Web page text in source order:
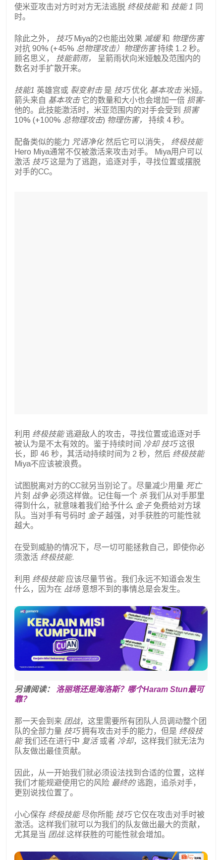
使米亚攻击对方时对方无法逃脱 终极技能和 技能 1 同
时。
除此之外， 技巧Miya的2也能出效果 减缓和 物理伤害
对抗 90% (+45% 总物理攻击）物理伤害持续 1.2 秒。
顾名思义，
技能箭雨， 呈箭雨状向米娅触及范围内的
数名对手扩散开来。
技能1 英雄宫或 裂变射击是 技巧优化 基本攻击米娅。
箭头来自 基本攻击它的数量和大小也会增加一倍 损害-
他的。此技能激活时，米亚范围内的对手会受到 损害
10% (+100% 总物理攻击) 物理伤害， 持续 4 秒。
配备类似的能力 咒语净化然后它可以消失， 终极技能
Hero Miya通常不仅被激活来攻击对手。 Miya用户可以
激活 技巧这是为了逃跑，追逐对手，寻找位置或摆脱
对手的CC。
利用 终极技能逃避敌人的攻击，寻找位置或追逐对手
被认为是不太有效的。鉴于持续时间 冷却 技巧这很
长，即 46 秒，其活动持续时间为 2 秒，然后 终极技能
Miya不应该被浪费。
试图脱离对方的CC就另当别论了。尽量减少用量 死亡
片刻 战争必须这样做。记住每一个 杀我们从对手那里
得到什么，就意味着我们给予什么 金子免费给对方球
队。当对手有号码时 金子越强，对手获胜的可能性就
越大。
在受到威胁的情况下，尽一切可能拯救自己，即使你必
须激活 终极技能.
利用 终极技能应该尽量节省。我们永远不知道会发生
什么，因为在 战场意想不到的事情总是会发生。
另请阅读：
洛丽塔还是海洛斯？哪个Haram Stun最可
靠？
那一天会到来 团战，这里需要所有团队人员调动整个团
队的全部力量 技巧拥有攻击对手的能力，但是 终极技
能我们还在进行中 复活或者 冷却，这样我们就无法为
队友做出最佳贡献。
因此，从一开始我们就必须设法找到合适的位置，这样
我们才能规避使用它的风险 最终的逃跑，追杀对手，
更别说找位置了。
小心保存 终极技能尽你所能 技巧它仅在攻击对手时被
激活。这样我们就可以为我们的队友做出最大的贡献，
尤其是当 团战.这样获胜的可能性就会增加。